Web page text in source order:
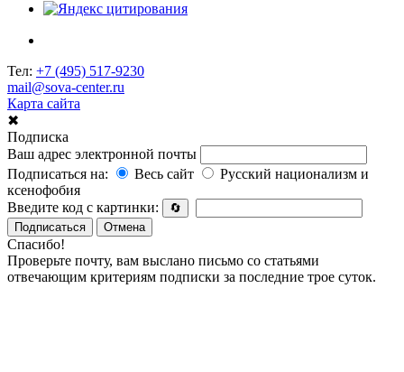
Тел: +7 (495) 517-9230
mail@sova-center.ru
Карта сайта
✖
Подписка
Ваш адрес электронной почты
Подписаться на:
Весь сайт
Русский национализм и
ксенофобия
Введите код с картинки:
🔄
Подписаться
Отмена
Спасибо!
Проверьте почту, вам выслано письмо со статьями
отвечающим критериям подписки за последние трое суток.